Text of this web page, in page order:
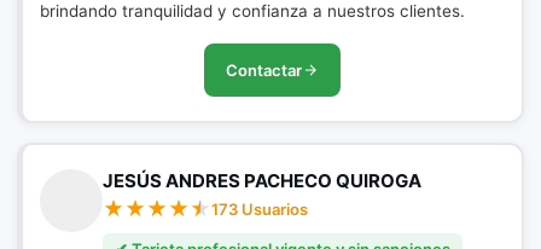
brindando tranquilidad y confianza a nuestros clientes.
Contactar
JESÚS ANDRES PACHECO QUIROGA
173 Usuarios